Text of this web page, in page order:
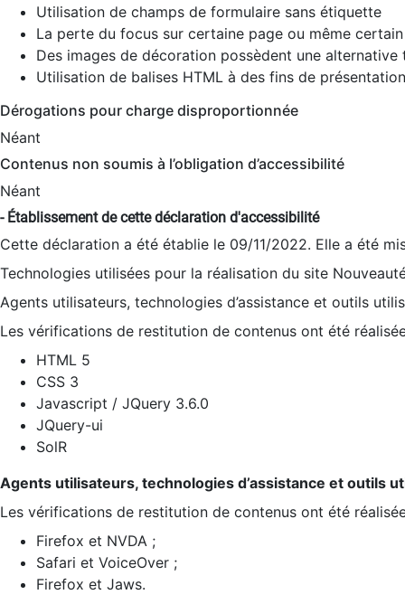
Utilisation de champs de formulaire sans étiquette
La perte du focus sur certaine page ou même
Des images de décoration possèdent une alternative
Utilisation de balises HTML à des fins de
Dérogations pour charge disproportionnée
Néant
Contenus non soumis à l’obligation d’accessibilité
Néant
- Établissement de cette déclaration d'accessibilité
Cette déclaration a été établie le 09/11/2022. Elle a été
Technologies utilisées pour la réalisation du site
Agents utilisateurs, technologies d’assistance et outils
Les vérifications de restitution de contenus ont été
HTML 5
CSS 3
Javascript / JQuery 3.6.0
JQuery-ui
SolR
Agents utilisateurs, technologies d’assistance et outils
Les vérifications de restitution de contenus ont été
Firefox et NVDA ;
Safari et VoiceOver ;
Firefox et Jaws.